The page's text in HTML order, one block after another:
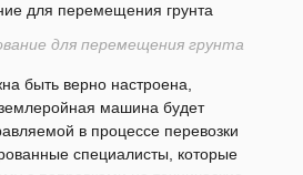
для перемещения грунта
быть верно настроена,
машина будет
в процессе перевозки
специалисты, которые